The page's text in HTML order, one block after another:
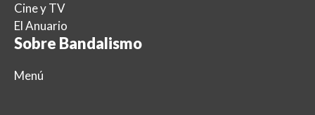
Cine y TV
El Anuario
Sobre Bandalismo
Menú